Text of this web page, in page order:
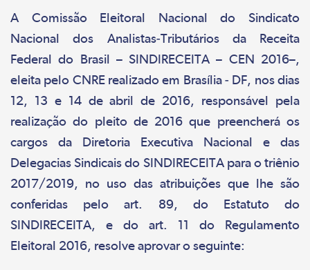
A Comissão Eleitoral Nacional do Sindicato
Nacional dos Analistas-Tributários da Receita
Federal do Brasil – SINDIRECEITA – CEN 2016–,
eleita pelo CNRE realizado em Brasília - DF, nos dias
12, 13 e 14 de abril de 2016, responsável pela
realização do pleito de 2016 que preencherá os
cargos da Diretoria Executiva Nacional e das
Delegacias Sindicais do SINDIRECEITA para o triênio
2017/2019, no uso das atribuições que lhe são
conferidas pelo art. 89, do Estatuto do
SINDIRECEITA, e do art. 11 do Regulamento
Eleitoral 2016, resolve aprovar o seguinte: